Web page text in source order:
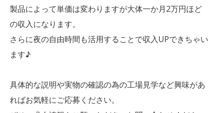
製品によって単価は変わりますが大体一か月2万円ほど
の収入になります。
さらに夜の自由時間も活用することで収入UPできちゃい
ます♪
具体的な説明や実物の確認の為の工場見学など興味があ
ればお気軽にご応募ください。